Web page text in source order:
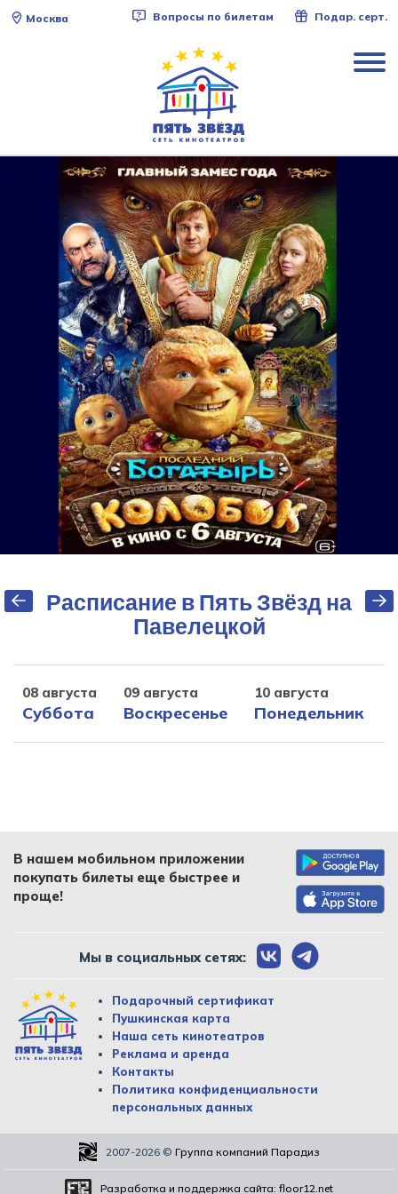
Москва Вопросы по билетам Подар. серт.
Расписание в Пять Звёзд на
Павелецкой
08 августа
Суббота
09 августа
Воскресенье
10 августа
Понедельник
В нашем мобильном приложении
покупать билеты еще быстрее и
проще!
Мы в социальных сетях:
Подарочный сертификат
Пушкинская карта
Наша сеть кинотеатров
Реклама и аренда
Контакты
Политика конфиденциальности
персональных данных
2007-2026 © Группа компаний Парадиз
Разработка и поддержка сайта: floor12.net